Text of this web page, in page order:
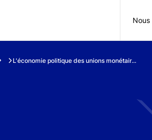
L'économie politique des unions monétair...